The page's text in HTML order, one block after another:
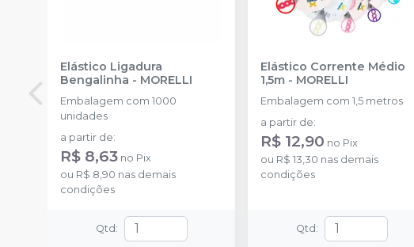
Elástico Ligadura
Bengalinha - MORELLI
Embalagem com 1000
unidades
a partir de:
R$ 8,63 no Pix
ou R$ 8,90 nas demais
condições
Qtd :
Elástico Corrente Médio
1,5m - MORELLI
Embalagem com 1,5 metros
a partir de:
R$ 12,90 no Pix
ou R$ 13,30 nas demais
condições
Qtd :